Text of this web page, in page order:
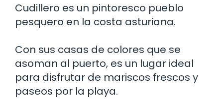
Cudillero es un pintoresco pueblo
pesquero en la costa asturiana.
Con sus casas de colores que se
asoman al puerto, es un lugar ideal
para disfrutar de mariscos frescos y
paseos por la playa.